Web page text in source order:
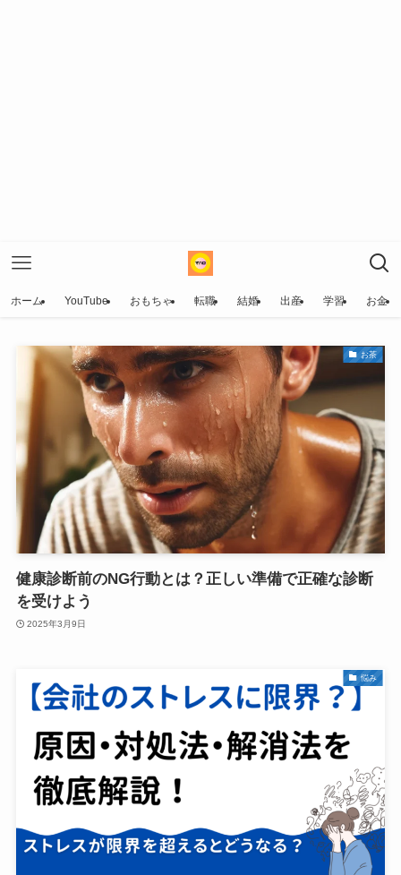
ホーム YouTube おもちゃ 転職 結婚 出産 学習 お金
お茶
健康診断前のNG行動とは？正しい準備で正確な診断
を受けよう
2025年3月9日
悩み